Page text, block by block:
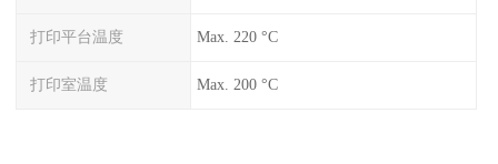
打印平台温度 Max. 220 °C
打印室温度 Max. 200 °C